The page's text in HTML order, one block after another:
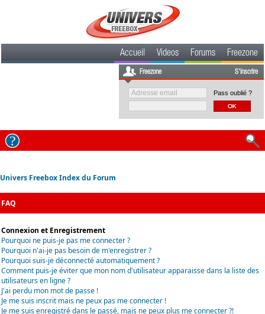
Accueil Videos Forums Freezone
Freezone S'inscrire
Pass oublié ?
Univers Freebox Index du Forum
FAQ
Connexion et Enregistrement
Pourquoi ne puis-je pas me connecter ?
Pourquoi n'ai-je pas besoin de m'enregistrer ?
Pourquoi suis-je déconnecté automatiquement ?
Comment puis-je éviter que mon nom d'utilisateur apparaisse dans la liste des
utilisateurs en ligne ?
J'ai perdu mon mot de passe !
Je me suis inscrit mais ne peux pas me connecter !
Je me suis enregistré dans le passé, mais ne peux plus me connecter ?!